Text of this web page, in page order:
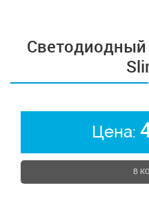
Светодиодный
Цена:
В